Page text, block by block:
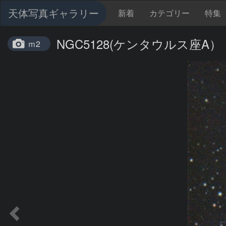
天体写真ギャラリー 新着 カテゴリー 特集
ｍ2 NGC5128(ケンタウルス座A）